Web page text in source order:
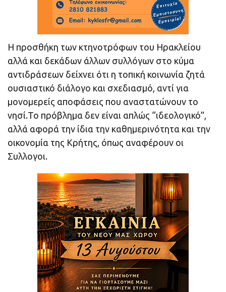
Η προσθήκη των κτηνοτρόφων του Ηρακλείου
αλλά και δεκάδων άλλων συλλόγων στο κύμα
αντιδράσεων δείχνει ότι η τοπική κοινωνία ζητά
ουσιαστικό διάλογο και σχεδιασμό, αντί για
μονομερείς αποφάσεις που αναστατώνουν το
νησί.Το πρόβλημα δεν είναι απλώς “ιδεολογικό”,
αλλά αφορά την ίδια την καθημερινότητα και την
οικονομία της Κρήτης, όπως αναφέρουν οι
Συλλογοι.